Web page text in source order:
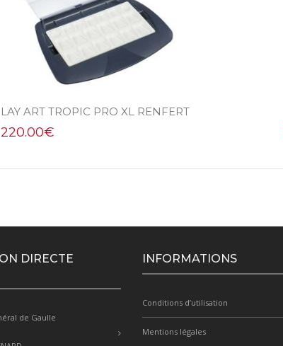
LAY ART TROPIC PRO XL RENFERT
220.00€
DIRECTE
de Gaulle
INFORMATIONS
Conditions d’utilisation
Mentions légales